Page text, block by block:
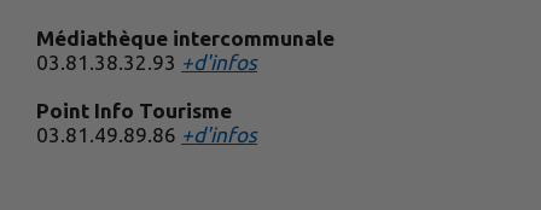
Médiathèque intercommunale
03.81.38.32.93 +d'infos
Point Info Tourisme
03.81.49.89.86 +d'infos